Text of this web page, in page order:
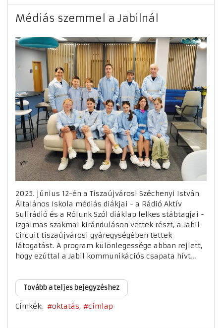
Médiás szemmel a Jabilnál
2025. június 12-én a Tiszaújvárosi Széchenyi István
Általános Iskola médiás diákjai - a Rádió Aktív
Sulirádió és a Rólunk Szól diáklap lelkes stábtagjai -
izgalmas szakmai kiránduláson vettek részt, a Jabil
Circuit tiszaújvárosi gyáregységében tettek
látogatást. A program különlegessége abban rejlett,
hogy ezúttal a Jabil kommunikációs csapata hívt...
Tovább a teljes bejegyzéshez
Címkék: oktatás címlap